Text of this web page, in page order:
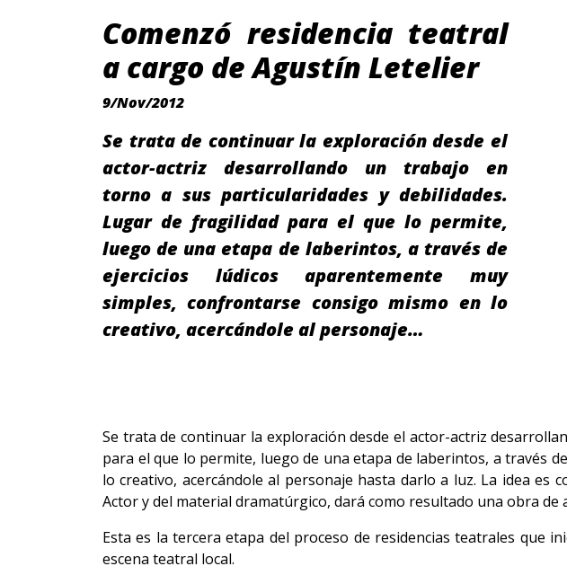
Comenzó residencia teatral
a cargo de Agustín Letelier
9/Nov/2012
Se trata de continuar la exploración desde el
actor-actriz desarrollando un trabajo en
torno a sus particularidades y debilidades.
Lugar de fragilidad para el que lo permite,
luego de una etapa de laberintos, a través de
ejercicios lúdicos aparentemente muy
simples, confrontarse consigo mismo en lo
creativo, acercándole al personaje…
Se trata de continuar la exploración desde el actor-actriz
para el que lo permite, luego de una etapa de laberintos, a través
lo creativo, acercándole al personaje hasta darlo a luz. La idea
Actor y del material dramatúrgico, dará como resultado una obra de
Esta es la tercera etapa del proceso de residencias teatrales que
escena teatral local.